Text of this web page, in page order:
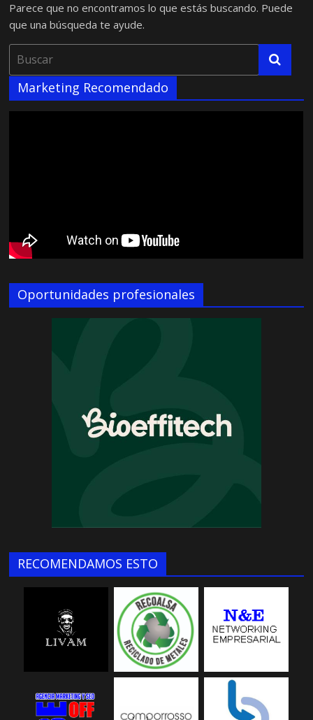
Parece que no encontramos lo que estás buscando. Puede
que una búsqueda te ayude.
Marketing Recomendado
Oportunidades profesionales
RECOMENDAMOS ESTO